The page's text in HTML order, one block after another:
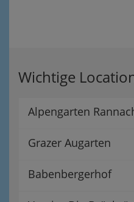
Wichtige
Alpengarten
Grazer Augarten
Babenbergerhof